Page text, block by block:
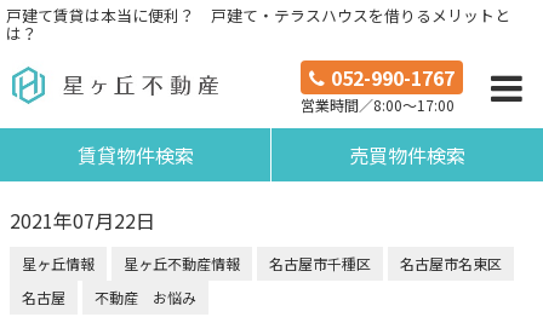
戸建て賃貸は本当に便利？ 戸建て・テラスハウスを借りるメリットと
は？
052-990-1767
営業時間／8:00～17:00
賃貸物件検索 売買物件検索
2021年07月22日
星ヶ丘情報 星ヶ丘不動産情報 名古屋市千種区
名古屋市名東区
名古屋
不動産 お悩み